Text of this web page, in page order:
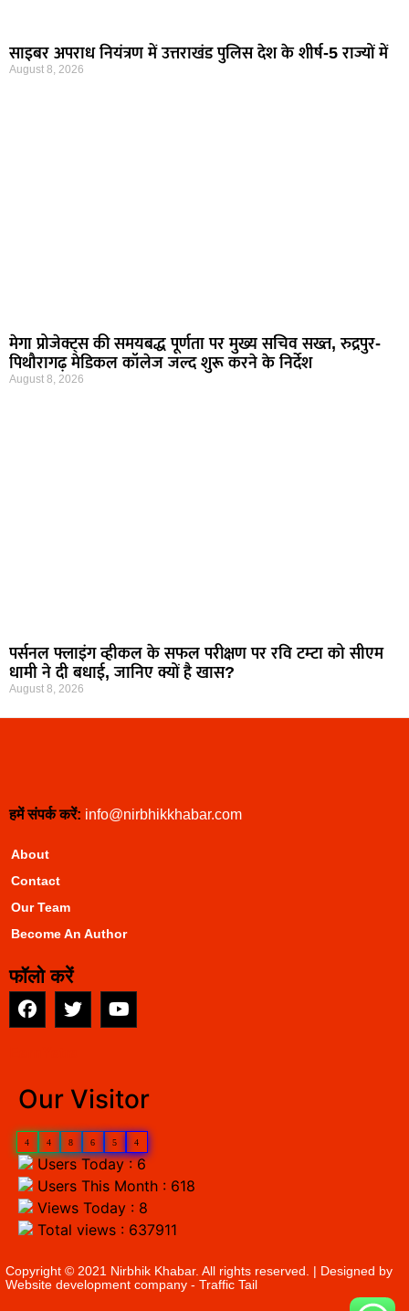
साइबर अपराध नियंत्रण में उत्तराखंड पुलिस देश के शीर्ष-5 राज्यों में
August 8, 2026
मेगा प्रोजेक्ट्स की समयबद्ध पूर्णता पर मुख्य सचिव सख्त, रुद्रपुर-
पिथौरागढ़ मेडिकल कॉलेज जल्द शुरू करने के निर्देश
August 8, 2026
पर्सनल फ्लाइंग व्हीकल के सफल परीक्षण पर रवि टम्टा को सीएम
धामी ने दी बधाई, जानिए क्यों है खास?
August 8, 2026
हमें संपर्क करें: info@nirbhikkhabar.com
About
Contact
Our Team
Become An Author
फॉलो करें
Our Visitor
4 4 8 6 5 4
Users Today : 6
Users This Month : 618
Views Today : 8
Total views : 637911
Copyright © 2021 Nirbhik Khabar. All rights reserved. | Designed by
Website development company - Traffic Tail